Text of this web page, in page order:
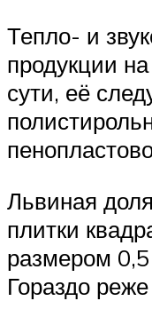
Тепло- и
продукции
сути, её
Львиная
плитки
размером
Гораздо